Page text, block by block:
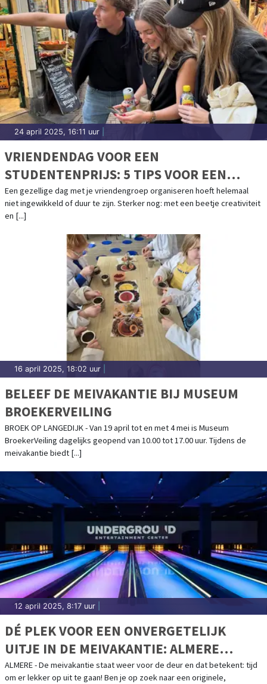
24 april 2025, 16:11 uur
VRIENDENDAG VOOR EEN
STUDENTENPRIJS: 5 TIPS VOOR EEN
ONVERGETELIJK UITJE
Een gezellige dag met je vriendengroep organiseren hoeft helemaal
niet ingewikkeld of duur te zijn. Sterker nog: met een beetje creativiteit
en [...]
16 april 2025, 18:02 uur
BELEEF DE MEIVAKANTIE BIJ MUSEUM
BROEKERVEILING
BROEK OP LANGEDIJK - Van 19 april tot en met 4 mei is Museum
BroekerVeiling dagelijks geopend van 10.00 tot 17.00 uur. Tijdens de
meivakantie biedt [...]
12 april 2025, 8:17 uur
DÉ PLEK VOOR EEN ONVERGETELIJK
UITJE IN DE MEIVAKANTIE: ALMERE
UNDERGROUND
ALMERE - De meivakantie staat weer voor de deur en dat betekent: tijd
om er lekker op uit te gaan! Ben je op zoek naar een originele,